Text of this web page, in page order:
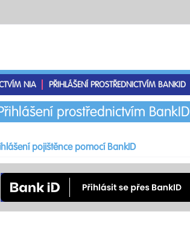
NIA PŘIHLÁŠENÍ PROSTŘEDNICTVÍM BANKID
prostřednictvím BankID
pojištěnce pomocí BankID